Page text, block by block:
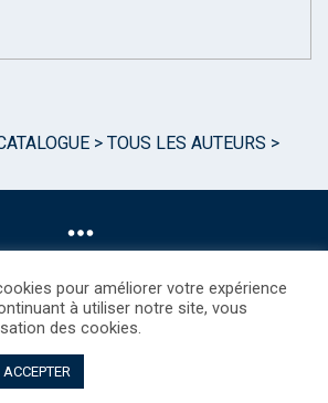
> TOUS LES AUTEURS >
rights
pour améliorer votre expérience
à utiliser notre site, vous
des cookies.
ACCEPTER